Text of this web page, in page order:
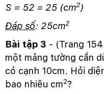
S = 52 = 25 (cm2)
Đáp số: 25cm2
Bài tập 3 - (Trang
một mảng tường cần
có cạnh 10cm. Hỏi
bao nhiêu cm2?